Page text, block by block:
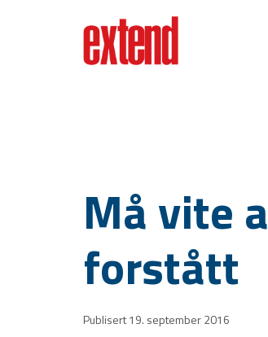
Må vite
forstått
Publisert 19. september 2016